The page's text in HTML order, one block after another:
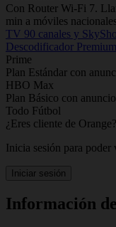
Con Router Wi-Fi 7.
min a móviles nacionales
TV 90 canales y
Descodificador
Prime
Plan Estándar con
HBO Max
Plan Básico con
Todo Fútbol
¿Eres cliente de Orange?
Inicia sesión para poder
Iniciar sesión
Información